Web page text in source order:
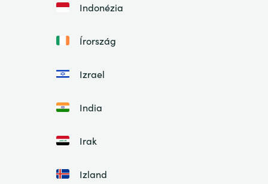
Indonézia
Írország
Izrael
India
Irak
Izland